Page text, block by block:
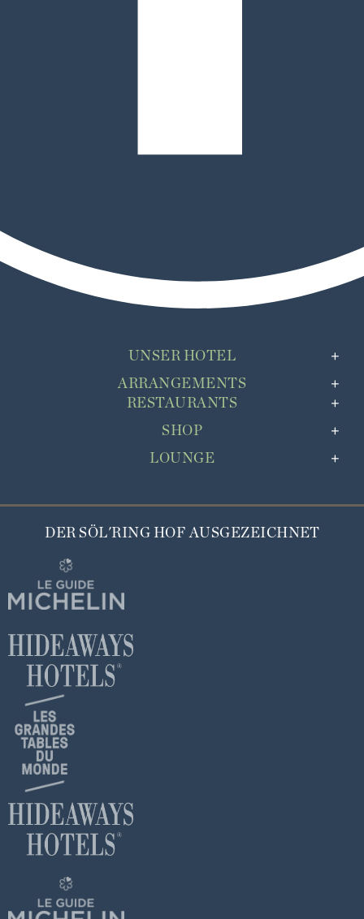
UNSER HOTEL
ARRANGEMENTS
RESTAURANTS
SHOP
LOUNGE
DER SÖL'RING HOF AUSGEZEICHNET